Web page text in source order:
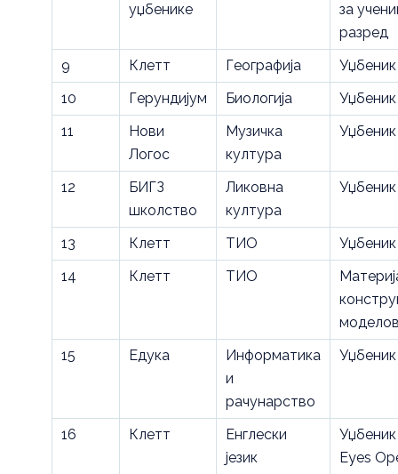
уџбенике
за
разред
9
Клетт Географија
Уџбеник
10
Герундијум Биологија
Уџбеник
11
Нови
Логос
Музичка
култура
Уџбеник
12
БИГЗ
школство
Ликовна
култура
Уџбеник
13 Клетт ТИО
Уџбеник
14
Клетт ТИО
15
Едука
Информатика
и
рачунарство
Уџбеник
16 Клетт
Енглески
језик
Eyes